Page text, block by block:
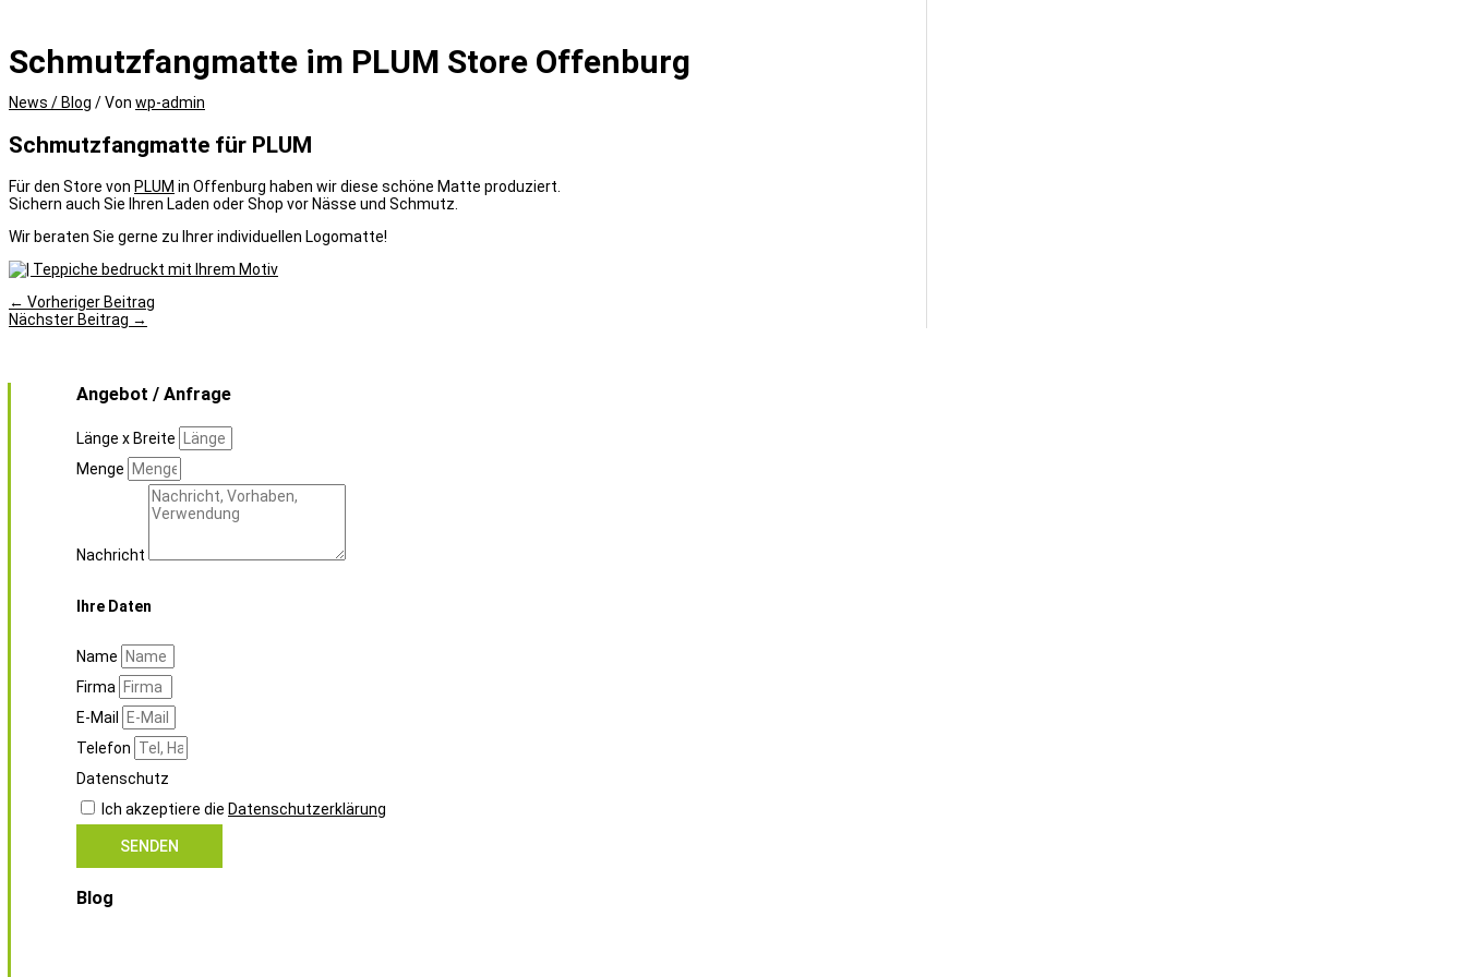
Schmutzfangmatte im PLUM Store Offenburg
News / Blog / Von wp-admin
Schmutzfangmatte für PLUM
Für den Store von PLUM in Offenburg haben wir diese schöne Matte produziert.
Sichern auch Sie Ihren Laden oder Shop vor Nässe und Schmutz.
Wir beraten Sie gerne zu Ihrer individuellen Logomatte!
← Vorheriger Beitrag
Nächster Beitrag →
Angebot / Anfrage
Länge x Breite
Menge
Nachricht
Ihre Daten
Name
Firma
E-Mail
Telefon
Datenschutz
Ich akzeptiere die Datenschutzerklärung
SENDEN
Blog